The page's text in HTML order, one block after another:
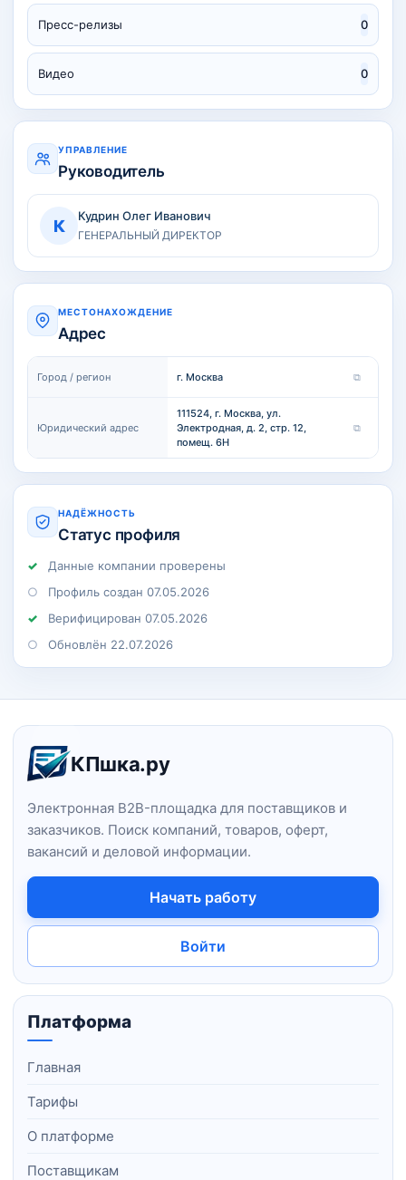
Пресс-релизы 0
Видео 0
УПРАВЛЕНИЕ
Руководитель
К
Кудрин Олег Иванович
ГЕНЕРАЛЬНЫЙ ДИРЕКТОР
МЕСТОНАХОЖДЕНИЕ
Адрес
Город / регион г. Москва ⧉
Юридический адрес
111524, г. Москва, ул.
Электродная, д. 2, стр. 12,
помещ. 6Н
⧉
НАДЁЖНОСТЬ
Статус профиля
Данные компании проверены
Профиль создан 07.05.2026
Верифицирован 07.05.2026
Обновлён 22.07.2026
Навигация и информация о
КПшка.ру
Электронная B2B-площадка для поставщиков и
заказчиков. Поиск компаний, товаров, оферт,
вакансий и деловой информации.
Начать работу
Войти
Платформа
Главная
Тарифы
О платформе
Поставщикам